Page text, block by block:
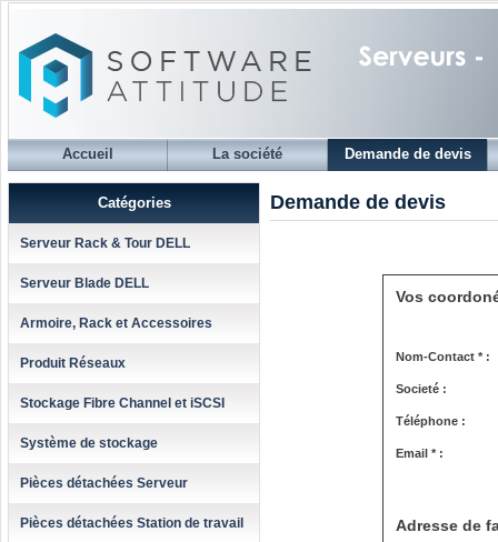
Accueil La société Demande de devis
Catégories
Serveur Rack & Tour DELL
Serveur Blade DELL
Armoire, Rack et Accessoires
Produit Réseaux
Stockage Fibre Channel et iSCSI
Système de stockage
Pièces détachées Serveur
Pièces détachées Station de travail
Demande de devis
Vos
Nom-Contact * :
Societé :
Téléphone :
Email * :
Adresse de